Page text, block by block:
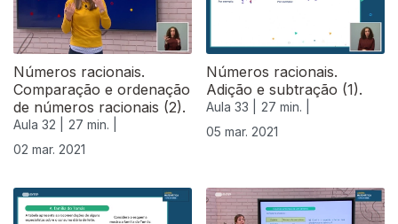
Números racionais.
Comparação e ordenação
de números racionais (2).
Aula 32 |
27 min. |
02 mar. 2021
Números racionais.
Adição e subtração (1).
Aula 33 |
27 min. |
05 mar. 2021
530113